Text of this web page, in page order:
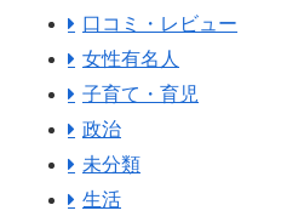
口コミ・レビュー
女性有名人
子育て・育児
政治
未分類
生活